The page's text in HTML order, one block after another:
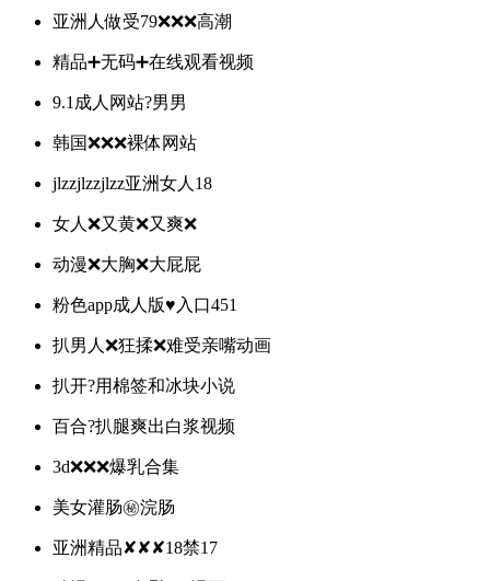
亚洲人做受79❌❌❌高潮
精品➕无码➕在线观看视频
9.1成人网站?男男
韩国❌❌❌裸体网站
jlzzjlzzjlzz亚洲女人18
女人❌又黄❌又爽❌
动漫❌大胸❌大屁屁
粉色app成人版♥入口451
扒男人❌狂揉❌难受亲嘴动画
扒开?用棉签和冰块小说
百合?扒腿爽出白浆视频
3d❌❌❌爆乳合集
美女灌肠㊙️浣肠
亚洲精品✘✘✘18禁17